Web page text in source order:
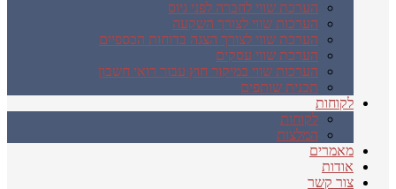
הערכת שווי לחברה לפני גיוס
הערכות שווי לצורך השקעה
הערכת שווי לצורך הצגה בדוחות הכספיים
הערכת שווי עסקים
הערכות שווי במיקור חוץ עבור רואי חשבון
תכנית שותפים
לקוחות
לקוחות
המלצות
מאמרים
אודות
צור קשר